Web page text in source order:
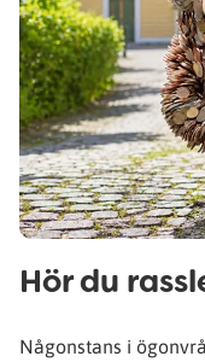
Hör du
Någonstans i